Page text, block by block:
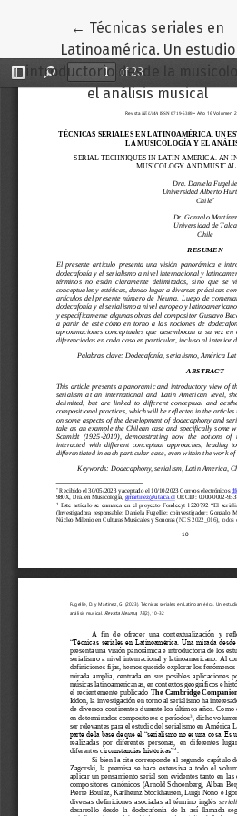
← Volver a los detalles
Técnicas seriales en
Latinoamérica. Un estudio
introductorio desde la
el análisis musical